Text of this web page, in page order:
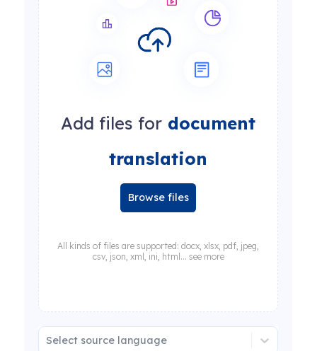
Add files for document
translation
Browse files
All kinds of files are supported: docx, xlsx, pdf, jpeg,
csv, json, xml, ini, html... see more
Select source language